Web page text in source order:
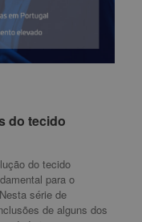
do tecido
do tecido
para o
série de
de alguns dos
do tecido